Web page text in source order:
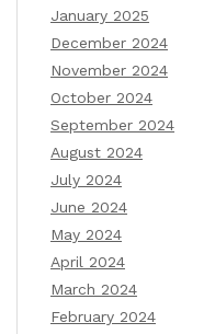
January 2025
December 2024
November 2024
October 2024
September 2024
August 2024
July 2024
June 2024
May 2024
April 2024
March 2024
February 2024